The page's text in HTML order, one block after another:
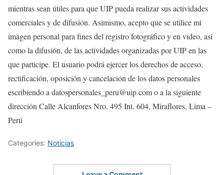
mientras sean útiles para que UIP pueda realizar sus actividades
comerciales y de difusión. Asimismo, acepto que se utilice mi
imagen personal para fines del registro fotográfico y en video, así
como la difusión, de las actividades organizadas por UIP en las
que participe. El usuario podrá ejercer los derechos de acceso,
rectificación, oposición y cancelación de los datos personales
escribiendo a datospersonales_peru@uip.com o a la siguiente
dirección Calle Alcanfores Nro. 495 Int. 604, Miraflores, Lima –
Perú
Categories: Noticias